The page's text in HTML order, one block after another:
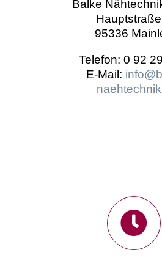
Balke
95336
Telefon: 0 92
E-Mail: